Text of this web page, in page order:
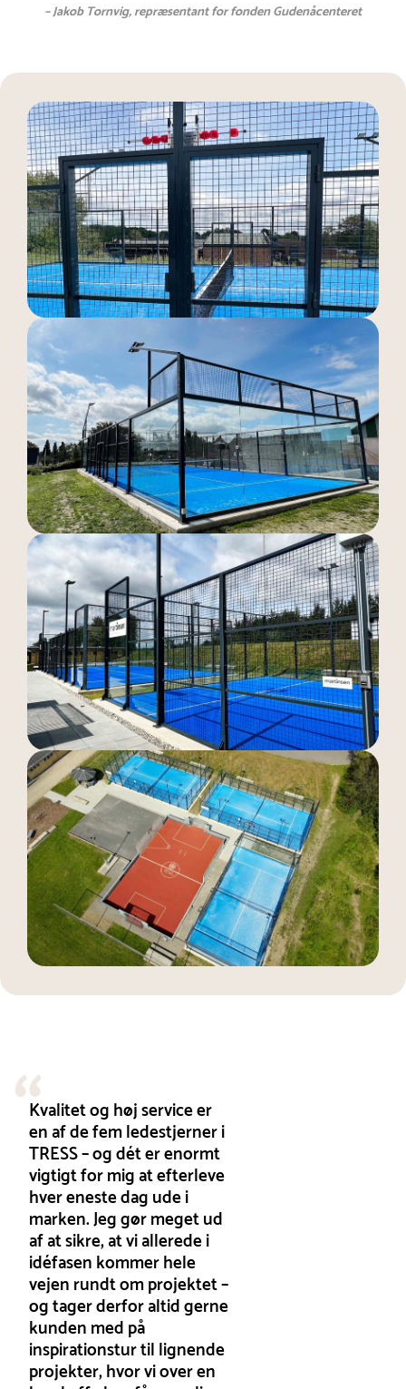
– Jakob Tornvig, repræsentant for fonden Gudenåcenteret
Kvalitet og høj service er
en af de fem ledestjerner i
TRESS – og dét er enormt
vigtigt for mig at efterleve
hver eneste dag ude i
marken. Jeg gør meget ud
af at sikre, at vi allerede i
idéfasen kommer hele
vejen rundt om projektet –
og tager derfor altid gerne
kunden med på
inspirationstur til lignende
projekter, hvor vi over en